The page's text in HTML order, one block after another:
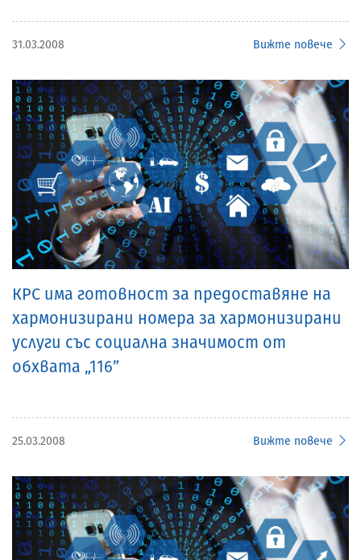
31.03.2008 Вижте повече
КРС има готовност за предоставяне на
хармонизирани номера за хармонизирани
услуги със социална значимост от
обхвата „116”
25.03.2008 Вижте повече